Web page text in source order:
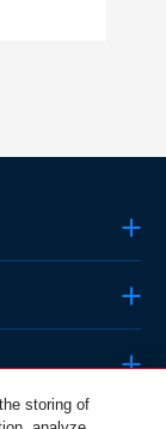
storing of